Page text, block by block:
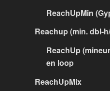
ReachUpMin
Reachup (min. dbl-
ReachUp
en loop
ReachUpMix